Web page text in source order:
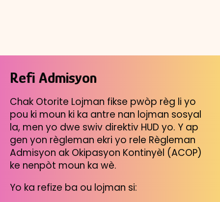
Refi Admisyon
Chak Otorite Lojman fikse pwòp règ li yo
pou ki moun ki ka antre nan lojman sosyal
la, men yo dwe swiv direktiv HUD yo. Y ap
gen yon règleman ekri yo rele Règleman
Admisyon ak Okipasyon Kontinyèl (ACOP)
ke nenpòt moun ka wè.
Yo ka refize ba ou lojman si: